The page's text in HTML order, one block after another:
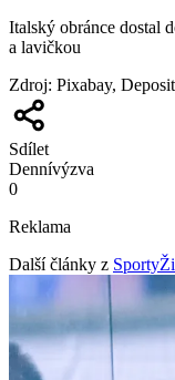
Italský obránce dostal
a lavičkou
Zdroj: Pixabay,
Sdílet
Dennívýzva
0
Reklama
Další články z